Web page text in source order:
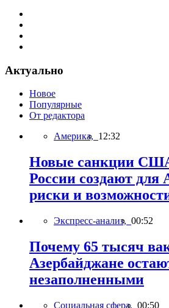
Актуально
Новое
Популярные
От редактора
Америка, 12:32
Новые санкции
России создают для
риски и
Экспресс-анализ, 00:52
Почему 65 тысяч
Азербайджане
незаполненными
Социальная сфера, 00:50